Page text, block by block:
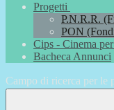
Progetti
P.N.R.R.
PON
Cips - Cinema
Bacheca Annunci
Campo di ricerca per le